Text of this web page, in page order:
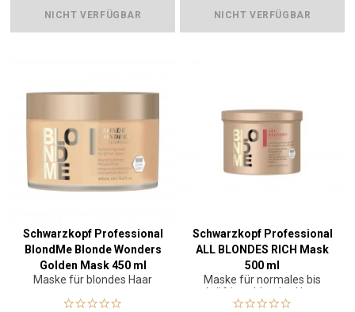
NICHT VERFÜGBAR NICHT VERFÜGBAR
Schwarzkopf Professional
BlondMe Blonde Wonders
Golden Mask 450 ml
Maske für blondes Haar
Schwarzkopf Professional
ALL BLONDES RICH Mask
500 ml
Maske für normales bis
kräftiges blondes Haar